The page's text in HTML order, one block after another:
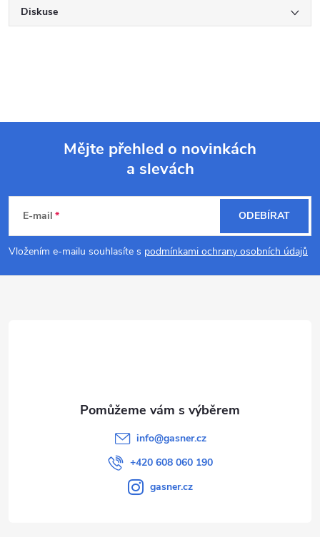
Diskuse
p
a
Mějte přehled o novinkách
a slevách
E-mail
Vložením e-mailu souhlasíte s podmínkami ochrany osobních údajů
ODEBÍRAT
info@gasner.cz
+420 608 060 190
gasner.cz